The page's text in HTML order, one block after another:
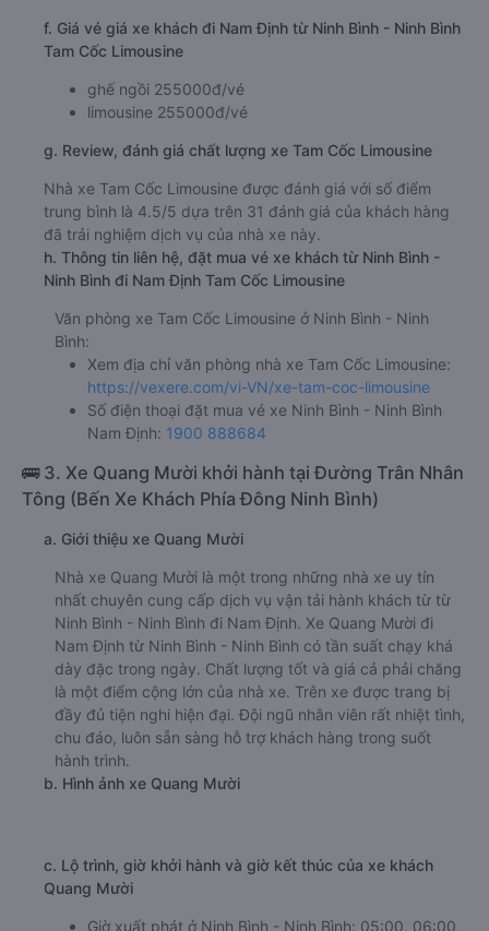
c. Lộ trình, giờ khởi hành và giờ kết thúc của xe khách
Tam Cốc Limousine
Giờ xuất phát ở Ninh Bình - Ninh Bình: 07:00
Giờ đến nơi ở Nam Định: 7:42
Thời gian chạy từ Ninh Bình - Ninh Bình đi Nam Định
của nhà xe
Tam Cốc Limousine khoảng: 0.7 giờ
d. Các điểm đón khách của nhà xe Tam Cốc Limousine
VP Ninh Bình
e. Các điểm trả khách của nhà xe Tam Cốc Limousine
BigC Nam Định
f. Giá vé giá xe khách đi Nam Định từ Ninh Bình - Ninh Bình
Tam Cốc Limousine
ghế ngồi 255000đ/vé
limousine 255000đ/vé
g. Review, đánh giá chất lượng xe Tam Cốc Limousine
Nhà xe Tam Cốc Limousine được đánh giá với số điểm
trung bình là 4.5/5 dựa trên 31 đánh giá của khách hàng
đã trải nghiệm dịch vụ của nhà xe này.
Văn phòng xe Tam Cốc Limousine ở Ninh Bình - Ninh